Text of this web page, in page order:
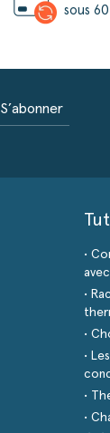
sous
S’abonner
•
•
•
•
•
•